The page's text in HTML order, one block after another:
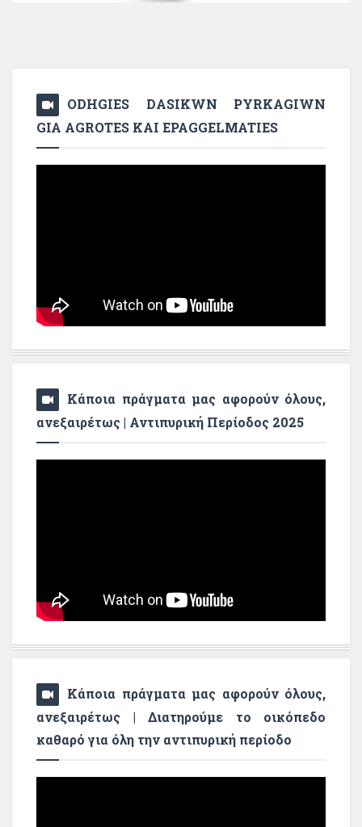
ODHGIES DASIKWN PYRKAGIWN
GIA AGROTES KAI EPAGGELMATIES
Κάποια πράγματα μας αφορούν όλους,
ανεξαιρέτως | Αντιπυρική Περίοδος 2025
Κάποια πράγματα μας αφορούν όλους,
ανεξαιρέτως | Διατηρούμε το οικόπεδο
καθαρό για όλη την αντιπυρική περίοδο